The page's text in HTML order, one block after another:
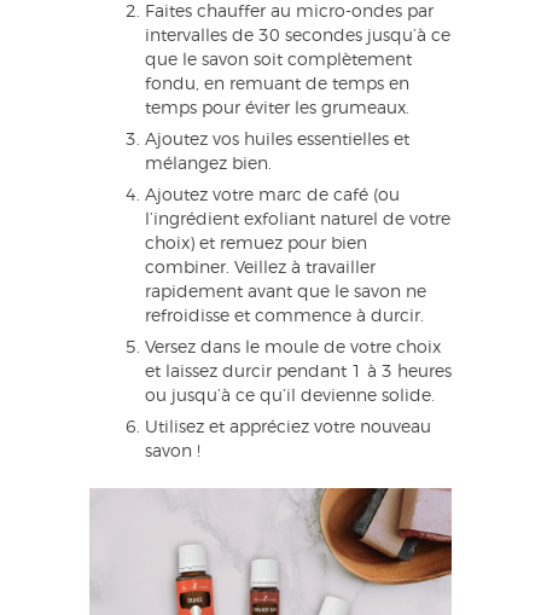
Faites chauffer au micro-ondes par
intervalles de 30 secondes jusqu’à ce
que le savon soit complètement
fondu, en remuant de temps en
temps pour éviter les grumeaux.
Ajoutez vos huiles essentielles et
mélangez bien.
Ajoutez votre marc de café (ou
l’ingrédient exfoliant naturel de votre
choix) et remuez pour bien
combiner. Veillez à travailler
rapidement avant que le savon ne
refroidisse et commence à durcir.
Versez dans le moule de votre choix
et laissez durcir pendant 1 à 3 heures
ou jusqu’à ce qu’il devienne solide.
Utilisez et appréciez votre nouveau
savon !